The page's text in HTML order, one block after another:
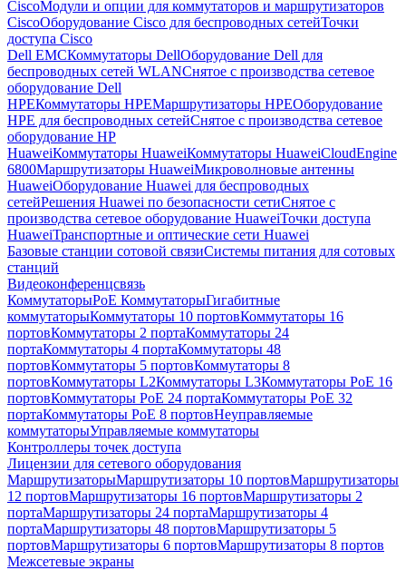
CiscoМодули и опции для коммутаторов и маршрутизаторов
CiscoОборудование Cisco для беспроводных сетейТочки
доступа Cisco
Dell EMCКоммутаторы DellОборудование Dell для
беспроводных сетей WLANСнятое с производства сетевое
оборудование Dell
HPEКоммутаторы HPEМаршрутизаторы HPEОборудование
HPE для беспроводных сетейСнятое с производства сетевое
оборудование HP
HuaweiКоммутаторы HuaweiКоммутаторы HuaweiCloudEngine
6800Маршрутизаторы HuaweiМикроволновые антенны
HuaweiОборудование Huawei для беспроводных
сетейРешения Huawei по безопасности сетиСнятое с
производства сетевое оборудование HuaweiТочки доступа
HuaweiТранспортные и оптические сети Huawei
Базовые станции сотовой связиСистемы питания для сотовых
станций
Видеоконференцсвязь
КоммутаторыPoE КоммутаторыГигабитные
коммутаторыКоммутаторы 10 портовКоммутаторы 16
портовКоммутаторы 2 портаКоммутаторы 24
портаКоммутаторы 4 портаКоммутаторы 48
портовКоммутаторы 5 портовКоммутаторы 8
портовКоммутаторы L2Коммутаторы L3Коммутаторы PoE 16
портовКоммутаторы PoE 24 портаКоммутаторы PoE 32
портаКоммутаторы PoE 8 портовНеуправляемые
коммутаторыУправляемые коммутаторы
Контроллеры точек доступа
Лицензии для сетевого оборудования
МаршрутизаторыМаршрутизаторы 10 портовМаршрутизаторы
12 портовМаршрутизаторы 16 портовМаршрутизаторы 2
портаМаршрутизаторы 24 портаМаршрутизаторы 4
портаМаршрутизаторы 48 портовМаршрутизаторы 5
портовМаршрутизаторы 6 портовМаршрутизаторы 8 портов
Межсетевые экраны